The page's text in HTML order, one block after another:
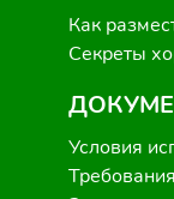
Как
Секреты
Условия